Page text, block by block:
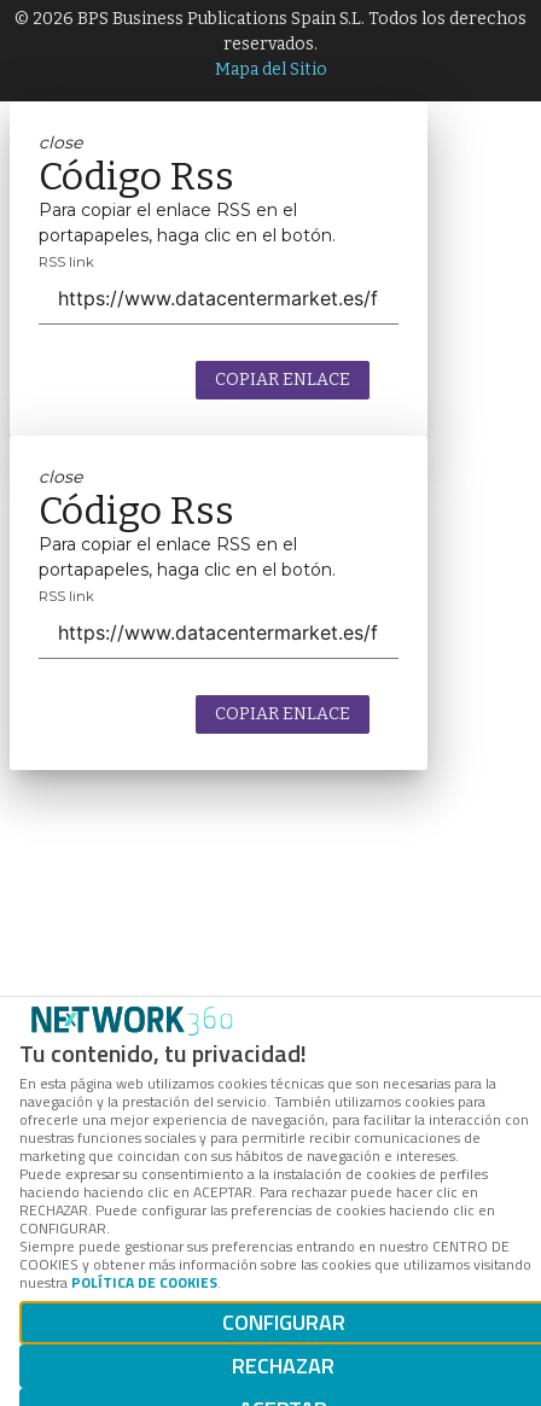
Tu contenido, tu privacidad!
En esta página web utilizamos cookies técnicas que son necesarias para la
navegación y la prestación del servicio. También utilizamos cookies para
ofrecerle una mejor experiencia de navegación, para facilitar la interacción con
nuestras funciones sociales y para permitirle recibir comunicaciones de
marketing que coincidan con sus hábitos de navegación e intereses.
Puede expresar su consentimiento a la instalación de cookies de perfiles
haciendo haciendo clic en ACEPTAR. Para rechazar puede hacer clic en
RECHAZAR. Puede configurar las preferencias de cookies haciendo clic en
CONFIGURAR.
Siempre puede gestionar sus preferencias entrando en nuestro CENTRO DE
COOKIES y obtener más información sobre las cookies que utilizamos visitando
nuestra POLÍTICA DE COOKIES.
CONFIGURAR
RECHAZAR
© 2026 BPS Business Publications Spain S.L. Todos los derechos
reservados.
Mapa del Sitio
close
Código Rss
Para copiar el enlace RSS en el
portapapeles, haga clic en el botón.
RSS link
COPIAR ENLACE
close
Código Rss
Para copiar el enlace RSS en el
portapapeles, haga clic en el botón.
RSS link
COPIAR ENLACE